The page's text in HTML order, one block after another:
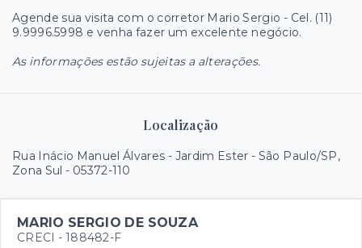
Agende sua visita com o corretor Mario Sergio - Cel. (11)
9.9996.5998 e venha fazer um excelente negócio.
As informações estão sujeitas a alterações.
Localização
Rua Inácio Manuel Álvares - Jardim Ester - São Paulo/SP,
Zona Sul - 05372-110
MARIO SERGIO DE SOUZA
CRECI - 188482-F